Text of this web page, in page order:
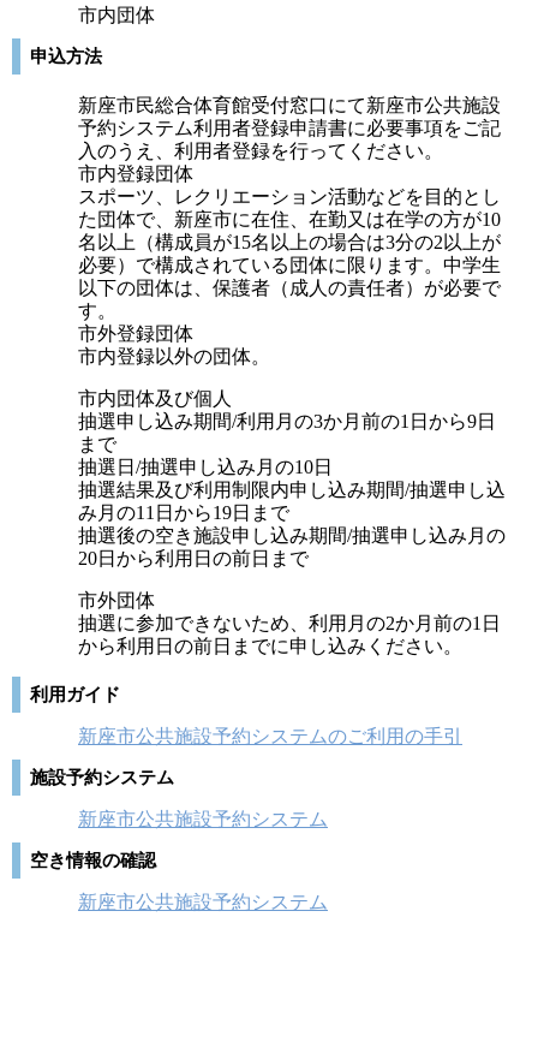
市内団体
申込方法
新座市民総合体育館受付窓口にて新座市公共施設
予約システム利用者登録申請書に必要事項をご記
入のうえ、利用者登録を行ってください。
市内登録団体
スポーツ、レクリエーション活動などを目的とし
た団体で、新座市に在住、在勤又は在学の方が10
名以上（構成員が15名以上の場合は3分の2以上が
必要）で構成されている団体に限ります。中学生
以下の団体は、保護者（成人の責任者）が必要で
す。
市外登録団体
市内登録以外の団体。
市内団体及び個人
抽選申し込み期間/利用月の3か月前の1日から9日
まで
抽選日/抽選申し込み月の10日
抽選結果及び利用制限内申し込み期間/抽選申し込
み月の11日から19日まで
抽選後の空き施設申し込み期間/抽選申し込み月の
20日から利用日の前日まで
市外団体
抽選に参加できないため、利用月の2か月前の1日
から利用日の前日までに申し込みください。
利用ガイド
新座市公共施設予約システムのご利用の手引
施設予約システム
新座市公共施設予約システム
空き情報の確認
新座市公共施設予約システム